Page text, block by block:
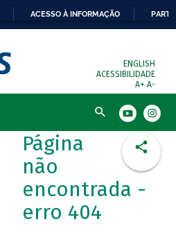
ACESSO À INFORMAÇÃO
ENGLISH
ACESSIBILIDADE
A+ A-
Busca
Página
não
encontrada -
erro 404